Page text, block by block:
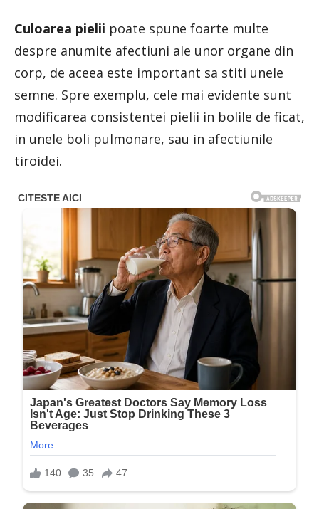
Culoarea pielii poate spune foarte multe
despre anumite afectiuni ale unor organe din
corp, de aceea este important sa stiti unele
semne. Spre exemplu, cele mai evidente sunt
modificarea consistentei pielii in bolile de ficat,
in unele boli pulmonare, sau in afectiunile
tiroidei.